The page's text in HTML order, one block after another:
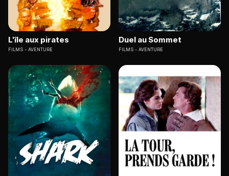
L'île aux pirates
FILMS AVENTURE
Duel au Sommet
FILMS AVENTURE